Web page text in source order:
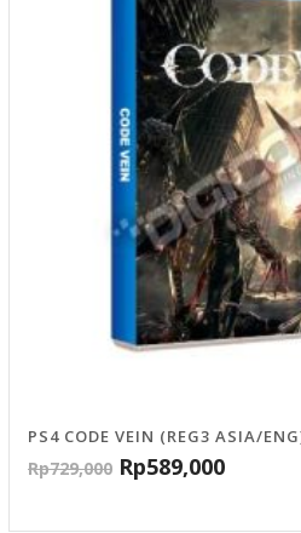
PS4 CODE VEIN (REG3 ASIA/
Rp729,000 Rp589,000